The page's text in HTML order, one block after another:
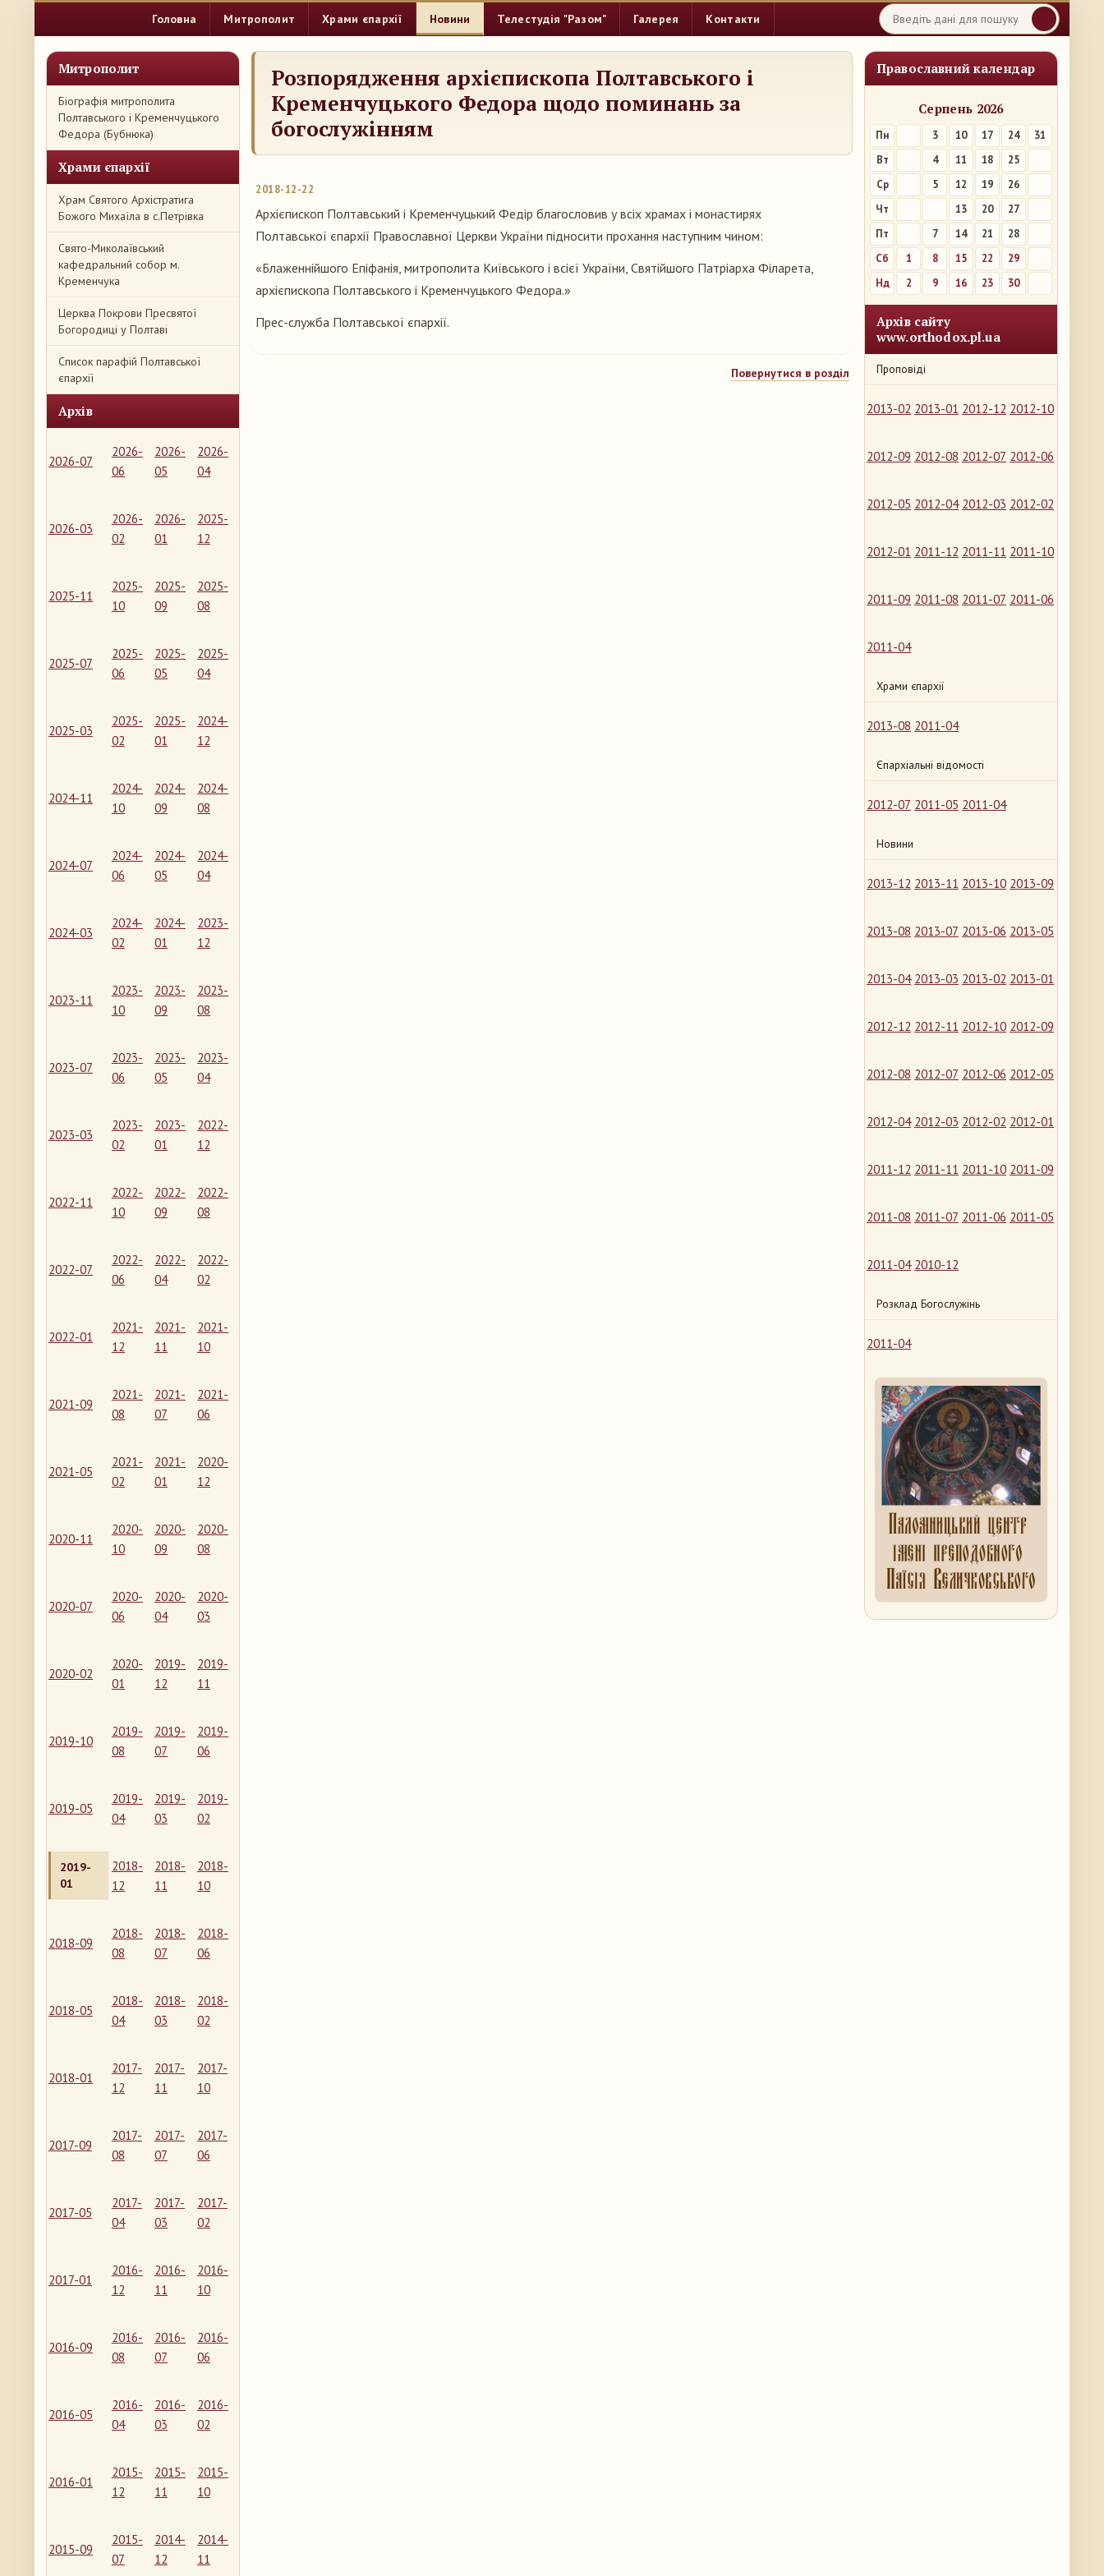
Головна Митрополит Храми єпархії Новини Телестудія "Разом" Галерея Контакти
Митрополит
Біографія митрополита
Полтавського і Кременчуцького
Федора (Бубнюка)
Храми єпархії
Храм Святого Архістратига
Божого Михаїла в с.Петрівка
Свято-Миколаївський
кафедральний собор м.
Кременчука
Церква Покрови Пресвятої
Богородиці у Полтаві
Список парафій Полтавської
єпархії
Архів
2026-07
2026-
06
2026-
05
2026-
04
2026-03
2026-
02
2026-
01
2025-
12
2025-11
2025-
10
2025-
09
2025-
08
2025-07
2025-
06
2025-
05
2025-
04
2025-03
2025-
02
2025-
01
2024-
12
2024-11
2024-
10
2024-
09
2024-
08
2024-07
2024-
06
2024-
05
2024-
04
2024-03
2024-
02
2024-
01
2023-
12
2023-11
2023-
10
2023-
09
2023-
08
2023-07
2023-
06
2023-
05
2023-
04
2023-03
2023-
02
2023-
01
2022-
12
2022-11
2022-
10
2022-
09
2022-
08
2022-07
2022-
06
2022-
04
2022-
02
2022-01
2021-
12
2021-
11
2021-
10
2021-09
2021-
08
2021-
07
2021-
06
2021-05
2021-
02
2021-
01
2020-
12
2020-11
2020-
10
2020-
09
2020-
08
2020-07
2020-
06
2020-
04
2020-
03
2020-02
2020-
01
2019-
12
2019-
11
2019-10
2019-
08
2019-
07
2019-
06
2019-05
2019-
04
2019-
03
2019-
02
2019-
01
2018-
12
2018-
11
2018-
10
2018-09
2018-
08
2018-
07
2018-
06
2018-05
2018-
04
2018-
03
2018-
02
2018-01
2017-
12
2017-
11
2017-
10
2017-09
2017-
08
2017-
07
2017-
06
2017-05
2017-
04
2017-
03
2017-
02
2017-01
2016-
12
2016-
11
2016-
10
2016-09
2016-
08
2016-
07
2016-
06
2016-05
2016-
04
2016-
03
2016-
02
2016-01
2015-
12
2015-
11
2015-
10
2015-09
2015-
07
2014-
12
2014-
11
Православний календар
Серпень 2026
Пн 3 10 17 24
31
Вт
4 11 18
25
Ср
5 12 19
26
Чт
13 20
27
Пт
7 14 21
28
Сб
1 8 15 22
29
Нд
2 9 16 23 30
Архів сайту
www.orthodox.pl.ua
Проповіді
2013-02 2013-01 2012-12 2012-10
2012-09 2012-08 2012-07 2012-06
2012-05 2012-04 2012-03 2012-02
2012-01 2011-12 2011-11 2011-10
2011-09 2011-08 2011-07 2011-06
2011-04
Храми єпархії
2013-08 2011-04
Єпархіальні відомості
2012-07 2011-05 2011-04
Новини
2013-12 2013-11 2013-10 2013-09
2013-08 2013-07 2013-06 2013-05
2013-04 2013-03 2013-02 2013-01
2012-12 2012-11 2012-10 2012-09
2012-08 2012-07 2012-06 2012-05
2012-04 2012-03 2012-02 2012-01
2011-12 2011-11 2011-10 2011-09
2011-08 2011-07 2011-06 2011-05
2011-04 2010-12
Розклад Богослужінь
2011-04
Розпорядження архієпископа Полтавського і
Кременчуцького Федора щодо поминань за
богослужінням
2018-12-22
Архієпископ Полтавський і Кременчуцький Федір благословив у всіх храмах і монастирях
Полтавської єпархії Православної Церкви України підносити прохання наступним чином:
«Блаженнійшого Епіфанія, митрополита Київського і всієї України, Святійшого Патріарха Філарета,
архієпископа Полтавського і Кременчуцького Федора.»
Прес-служба Полтавської єпархії.
Повернутися в розділ